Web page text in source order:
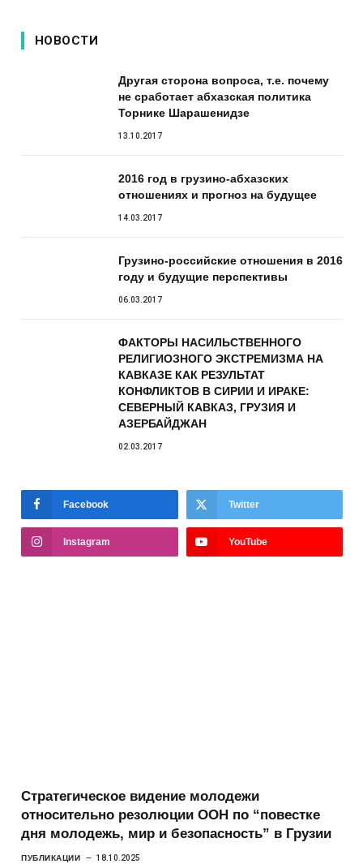
НОВОСТИ
Другая сторона вопроса, т.е. почему
не сработает абхазская политика
Торнике Шарашенидзе
13.10.2017
2016 год в грузино-абхазских
отношениях и прогноз на будущее
14.03.2017
Грузино-российские отношения в 2016
году и будущие перспективы
06.03.2017
ФАКТОРЫ НАСИЛЬСТВЕННОГО
РЕЛИГИОЗНОГО ЭКСТРЕМИЗМА НА
КАВКАЗЕ КАК РЕЗУЛЬТАТ
КОНФЛИКТОВ В СИРИИ И ИРАКЕ:
СЕВЕРНЫЙ КАВКАЗ, ГРУЗИЯ И
АЗЕРБАЙДЖАН
02.03.2017
Facebook Twitter
Instagram YouTube
Стратегическое видение молодежи
относительно резолюции ООН по “повестке
дня молодежь, мир и безопасность” в Грузии
ПУБЛИКАЦИИ 18.10.2025